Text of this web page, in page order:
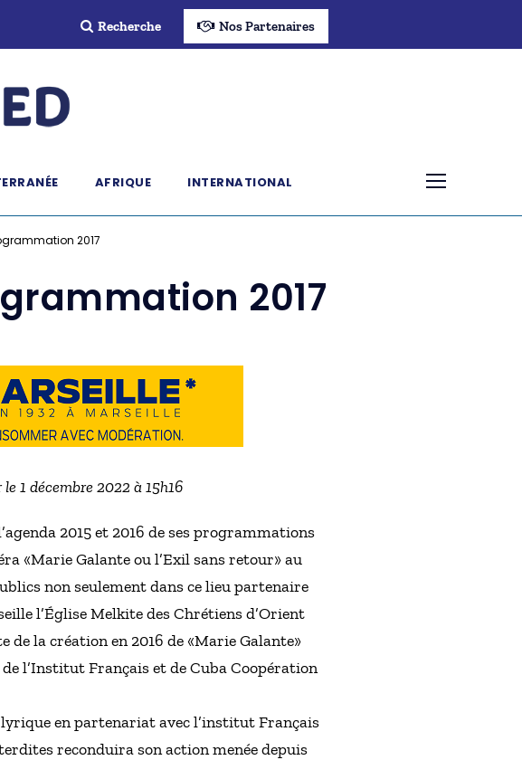
Recherche Nos Partenaires
AFRIQUE INTERNATIONAL
2017
2017
1 décembre 2022 à 15h16
2015 et 2016 de ses programmations
«Marie Galante ou l’Exil sans retour» au
non seulement dans ce lieu partenaire
l’Église Melkite des Chrétiens d’Orient
de la création en 2016 de «Marie Galante»
l’Institut Français et de Cuba Coopération
en partenariat avec l’institut Français
reconduira son action menée depuis